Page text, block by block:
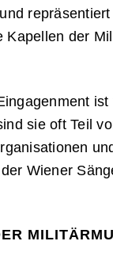
Kapellen der
sie oft Teil
Wiener